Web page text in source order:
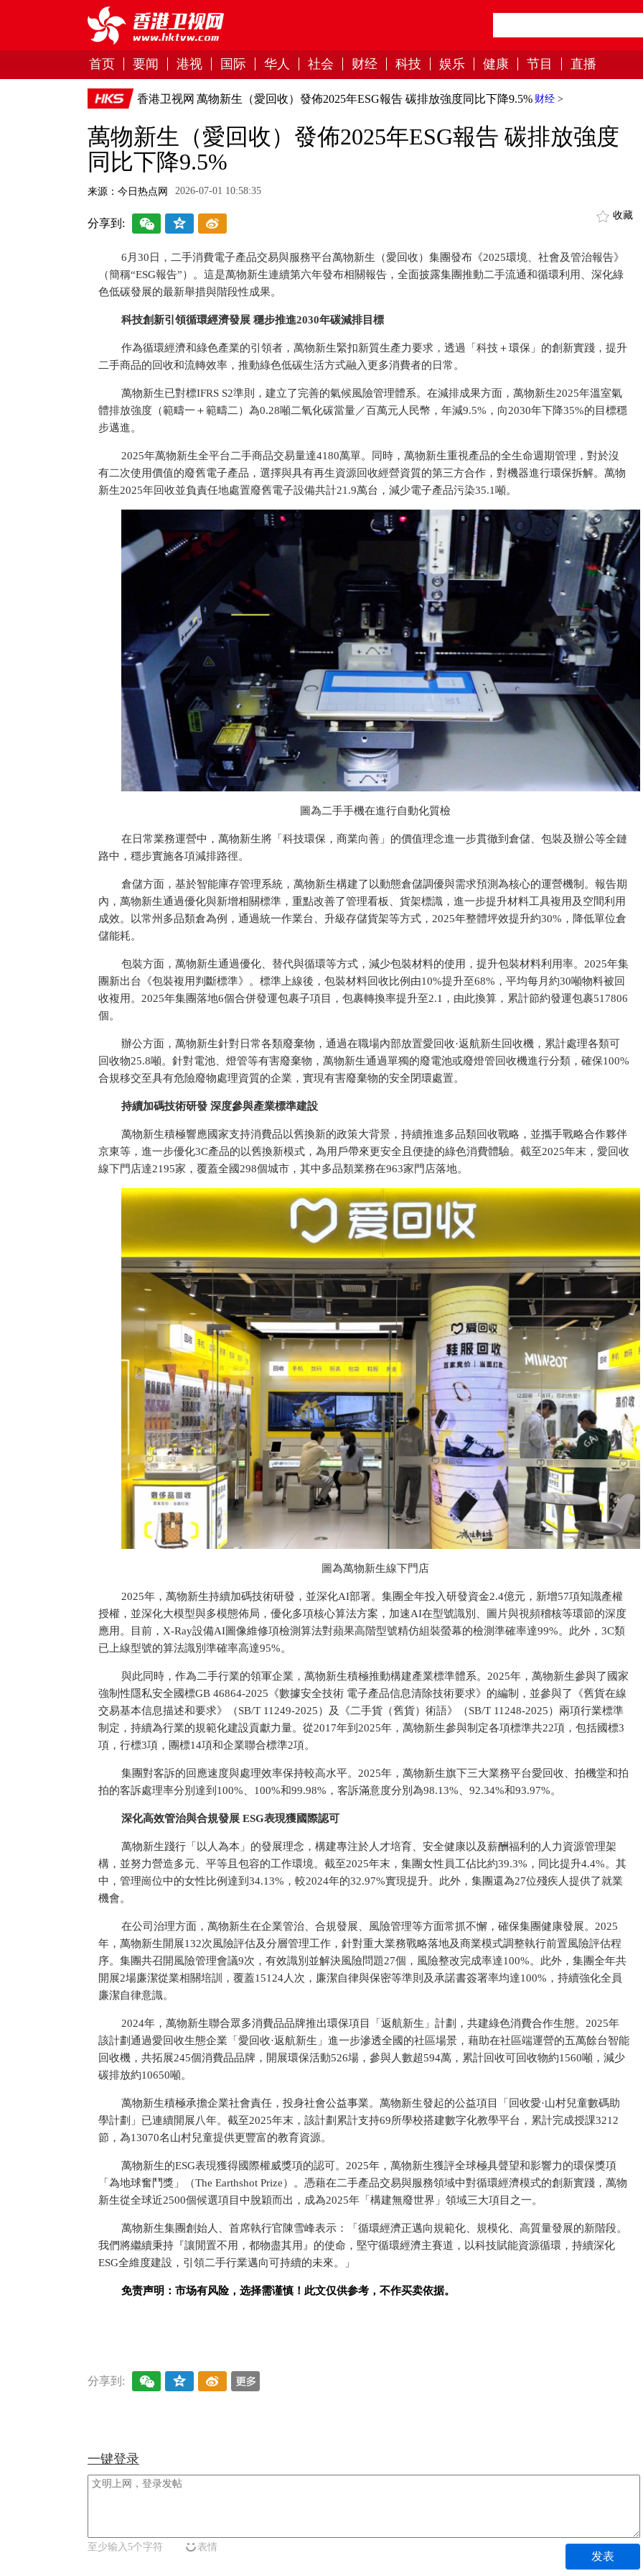
首页 要闻 港视 国际 华人 社会 财经 科技 娱乐 健康 节目 直播
香港卫视网 财经 >
萬物新生（愛回收）發佈2025年ESG報告 碳排放強度同比下降9.5%
萬物新生（愛回收）發佈2025年ESG報告 碳排放強度
同比下降9.5%
来源：今日热点网 2026-07-01 10:58:35
分享到:
收藏
6月30日，二手消費電子產品交易與服務平台萬物新生（愛回收）集團發布《2025環境、社會及管治報告》
（簡稱“ESG報告”）。這是萬物新生連續第六年發布相關報告，全面披露集團推動二手流通和循環利用、深化綠
色低碳發展的最新舉措與階段性成果。
科技創新引領循環經濟發展 穩步推進2030年碳減排目標
作為循環經濟和綠色產業的引領者，萬物新生緊扣新質生產力要求，透過「科技＋環保」的創新實踐，提升
二手商品的回收和流轉效率，推動綠色低碳生活方式融入更多消費者的日常。
萬物新生已對標IFRS S2準則，建立了完善的氣候風險管理體系。在減排成果方面，萬物新生2025年溫室氣
體排放強度（範疇一＋範疇二）為0.28噸二氧化碳當量／百萬元人民幣，年減9.5%，向2030年下降35%的目標穩
步邁進。
2025年萬物新生全平台二手商品交易量達4180萬單。同時，萬物新生重視產品的全生命週期管理，對於沒
有二次使用價值的廢舊電子產品，選擇與具有再生資源回收經營資質的第三方合作，對機器進行環保拆解。萬物
新生2025年回收並負責任地處置廢舊電子設備共計21.9萬台，減少電子產品污染35.1噸。
圖為二手手機在進行自動化質檢
在日常業務運營中，萬物新生將「科技環保，商業向善」的價值理念進一步貫徹到倉儲、包裝及辦公等全鏈
路中，穩步實施各項減排路徑。
倉儲方面，基於智能庫存管理系統，萬物新生構建了以動態倉儲調優與需求預測為核心的運營機制。報告期
內，萬物新生通過優化與新增相關標準，重點改善了管理看板、貨架標識，進一步提升材料工具複用及空間利用
成效。以常州多品類倉為例，通過統一作業台、升級存儲貨架等方式，2025年整體坪效提升約30%，降低單位倉
儲能耗。
包裝方面，萬物新生通過優化、替代與循環等方式，減少包裝材料的使用，提升包裝材料利用率。2025年集
團新出台《包裝複用判斷標準》。標準上線後，包裝材料回收比例由10%提升至68%， 平均每月約30噸物料被回
收複用。2025年集團落地6個合併發運包裹子項目，包裹轉換率提升至2.1，由此換算，累計節約發運包裹517806
個。
辦公方面，萬物新生針對日常各類廢棄物，通過在職場內部放置愛回收·返航新生回收機，累計處理各類可
回收物25.8噸。針對電池、燈管等有害廢棄物，萬物新生通過單獨的廢電池或廢燈管回收機進行分類，確保100%
合規移交至具有危險廢物處理資質的企業，實現有害廢棄物的安全閉環處置。
持續加碼技術研發 深度參與產業標準建設
萬物新生積極響應國家支持消費品以舊換新的政策大背景，持續推進多品類回收戰略，並攜手戰略合作夥伴
京東等，進一步優化3C產品的以舊換新模式，為用戶帶來更安全且便捷的綠色消費體驗。截至2025年末，愛回收
線下門店達2195家，覆蓋全國298個城市，其中多品類業務在963家門店落地。
圖為萬物新生線下門店
2025年，萬物新生持續加碼技術研發，並深化AI部署。集團全年投入研發資金2.4億元，新增57項知識產權
授權，並深化大模型與多模態佈局，優化多項核心算法方案，加速AI在型號識別、圖片與視頻稽核等環節的深度
應用。目前，X-Ray設備AI圖像維修項檢測算法對蘋果高階型號精仿組裝螢幕的檢測準確率達99%。此外，3C類
已上線型號的算法識別準確率高達95%。
與此同時，作為二手行業的領軍企業，萬物新生積極推動構建產業標準體系。2025年，萬物新生參與了國家
強制性隱私安全國標GB 46864-2025《數據安全技術 電子產品信息清除技術要求》的編制，並參與了《舊貨在線
交易基本信息描述和要求》（SB/T 11249-2025）及《二手貨（舊貨）術語》（SB/T 11248-2025）兩項行業標準
制定，持續為行業的規範化建設貢獻力量。從2017年到2025年，萬物新生參與制定各項標準共22項，包括國標3
項，行標3項，團標14項和企業聯合標準2項。
集團對客訴的回應速度與處理效率保持較高水平。2025年，萬物新生旗下三大業務平台愛回收、拍機堂和拍
拍的客訴處理率分別達到100%、100%和99.98%，客訴滿意度分別為98.13%、92.34%和93.97%。
深化高效管治與合規發展 ESG表現獲國際認可
萬物新生踐行「以人為本」的發展理念，構建專注於人才培育、安全健康以及薪酬福利的人力資源管理架
構，並努力營造多元、 平等且包容的工作環境。截至2025年末，集團女性員工佔比約39.3%，同比提升4.4%。其
中，管理崗位中的女性比例達到34.13%，較2024年的32.97%實現提升。此外，集團還為27位殘疾人提供了就業
機會。
在公司治理方面，萬物新生在企業管治、合規發展、風險管理等方面常抓不懈，確保集團健康發展。2025
年，萬物新生開展132次風險評估及分層管理工作，針對重大業務戰略落地及商業模式調整執行前置風險評估程
序。集團共召開風險管理會議9次，有效識別並解決風險問題27個，風險整改完成率達100%。此外，集團全年共
開展2場廉潔從業相關培訓，覆蓋15124人次，廉潔自律與保密等準則及承諾書簽署率均達100%，持續強化全員
廉潔自律意識。
2024年，萬物新生聯合眾多消費品品牌推出環保項目「返航新生」計劃，共建綠色消費合作生態。2025年
該計劃通過愛回收生態企業「愛回收·返航新生」進一步滲透全國的社區場景，藉助在社區端運營的五萬餘台智能
回收機，共拓展245個消費品品牌，開展環保活動526場，參與人數超594萬，累計回收可回收物約1560噸，減少
碳排放約10650噸。
萬物新生積極承擔企業社會責任，投身社會公益事業。萬物新生發起的公益項目「回收愛·山村兒童數碼助
學計劃」已連續開展八年。截至2025年末，該計劃累計支持69所學校搭建數字化教學平台，累計完成授課3212
節，為13070名山村兒童提供更豐富的教育資源。
萬物新生的ESG表現獲得國際權威獎項的認可。2025年，萬物新生獲評全球極具聲望和影響力的環保獎項
「為地球奮鬥獎」（The Earthshot Prize）。憑藉在二手產品交易與服務領域中對循環經濟模式的創新實踐，萬物
新生從全球近2500個候選項目中脫穎而出，成為2025年「構建無廢世界」領域三大項目之一。
萬物新生集團創始人、首席執行官陳雪峰表示：「循環經濟正邁向規範化、規模化、高質量發展的新階段。
我們將繼續秉持『讓閒置不用，都物盡其用』的使命，堅守循環經濟主賽道，以科技賦能資源循環，持續深化
ESG全維度建設，引領二手行業邁向可持續的未來。」
免责声明：市场有风险，选择需谨慎！此文仅供参考，不作买卖依据。
分享到:
一键登录
至少输入5个字符 表情
发表